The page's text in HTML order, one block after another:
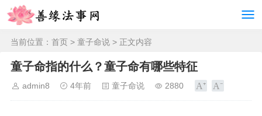
当前位置： 首页 > 童子命说 > 正文内容
童子命指的什么？童子命有哪些特征
admin8 4年前 童子命说 2880